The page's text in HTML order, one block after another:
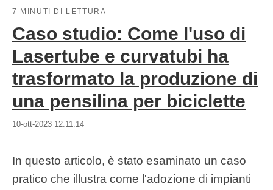
7 MINUTI DI LETTURA
Caso studio: Come l'uso di
Lasertube e curvatubi ha
trasformato la produzione di
una pensilina per biciclette
10-ott-2023 12.11.14
In questo articolo, è stato esaminato un caso
pratico che illustra come l'adozione di impianti